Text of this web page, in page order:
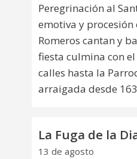
Peregrinación al
emotiva y procesión
Romeros cantan y
fiesta culmina con
calles hasta la
arraigada desde
La Fuga de la
13 de agosto